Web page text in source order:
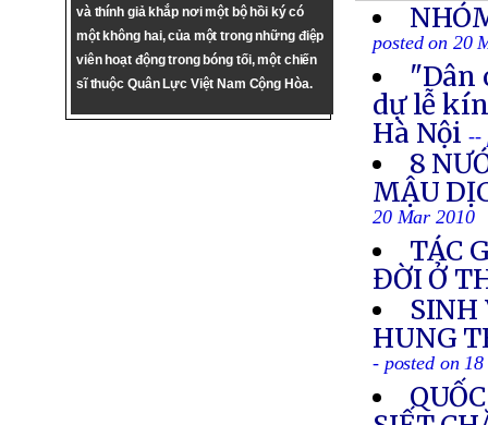
và thính giả khắp nơi một bộ hồi ký có
một không hai, của một trong những điệp
viên hoạt động trong bóng tối, một chiến
sĩ thuộc Quân Lực Việt Nam Cộng Hòa.
posted on 20
"Dân
dự lễ
Hà Nội--
8
MẬU
20 Mar 2010
TÁC
ĐỜI Ở
SINH
HUNG
- posted on